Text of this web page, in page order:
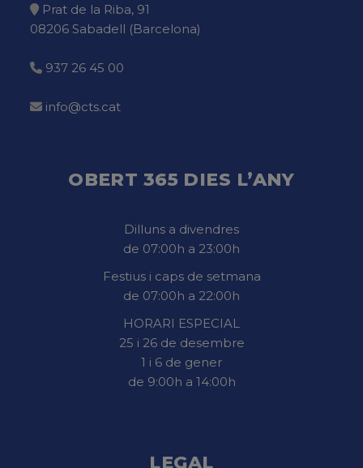
Prat de la Riba, 91
08206 Sabadell (Barcelona)
937 26 45 00
info@cts.cat
OBERT 365 DIES L’ANY
Dilluns a divendres
de 07:00h a 23:00h
Festius i caps de setmana
de 07:00h a 22:00h
HORARI ESPECIAL
25 i 26 de desembre
1 i 6 de gener
de 9:00h a 14:00h
LEGAL